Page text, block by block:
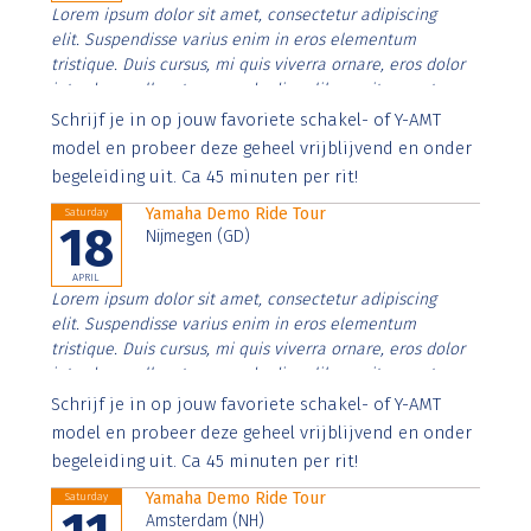
Lorem ipsum dolor sit amet, consectetur adipiscing
elit. Suspendisse varius enim in eros elementum
tristique. Duis cursus, mi quis viverra ornare, eros dolor
interdum nulla, ut commodo diam libero vitae erat.
Aenean faucibus nibh et justo cursus id rutrum lorem
imperdiet. Nunc ut sem vitae risus tristique posuere.
Schrijf je in op jouw favoriete schakel- of Y-AMT
model en probeer deze geheel vrijblijvend en onder
begeleiding uit. Ca 45 minuten per rit!
Saturday
18
APRIL
Yamaha Demo Ride Tour
Nijmegen (GD)
Lorem ipsum dolor sit amet, consectetur adipiscing
elit. Suspendisse varius enim in eros elementum
tristique. Duis cursus, mi quis viverra ornare, eros dolor
interdum nulla, ut commodo diam libero vitae erat.
Aenean faucibus nibh et justo cursus id rutrum lorem
imperdiet. Nunc ut sem vitae risus tristique posuere.
Schrijf je in op jouw favoriete schakel- of Y-AMT
model en probeer deze geheel vrijblijvend en onder
begeleiding uit. Ca 45 minuten per rit!
Saturday
Yamaha Demo Ride Tour
Amsterdam (NH)